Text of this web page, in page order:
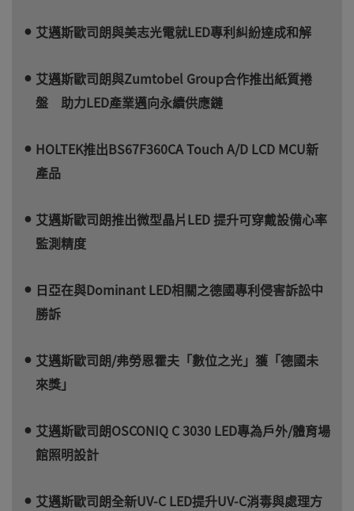
艾邁斯歐司朗與美志光電就LED專利糾紛達成和解
艾邁斯歐司朗與Zumtobel Group合作推出紙質捲
盤 助力LED產業邁向永續供應鏈
HOLTEK推出BS67F360CA Touch A/D LCD MCU新
產品
艾邁斯歐司朗推出微型晶片LED 提升可穿戴設備心率
監測精度
日亞在與Dominant LED相關之德國專利侵害訴訟中
勝訴
艾邁斯歐司朗/弗勞恩霍夫「數位之光」獲「德國未
來獎」
艾邁斯歐司朗OSCONIQ C 3030 LED專為戶外/體育場
館照明設計
艾邁斯歐司朗全新UV-C LED提升UV-C消毒與處理方